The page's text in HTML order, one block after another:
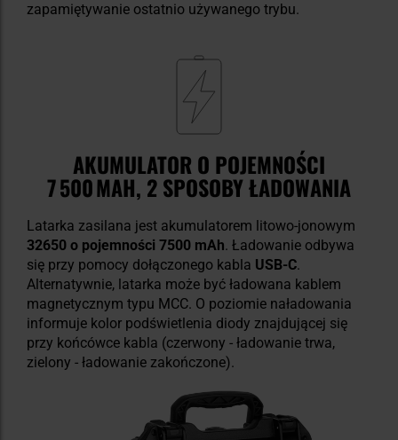
zapamiętywanie ostatnio używanego trybu.
AKUMULATOR O POJEMNOŚCI
7 500 MAH, 2 SPOSOBY ŁADOWANIA
Latarka zasilana jest akumulatorem litowo-jonowym
32650 o pojemności 7500 mAh. Ładowanie odbywa
się przy pomocy dołączonego kabla USB-C.
Alternatywnie, latarka może być ładowana kablem
magnetycznym typu MCC. O poziomie naładowania
informuje kolor podświetlenia diody znajdującej się
przy końcówce kabla (czerwony - ładowanie trwa,
zielony - ładowanie zakończone).